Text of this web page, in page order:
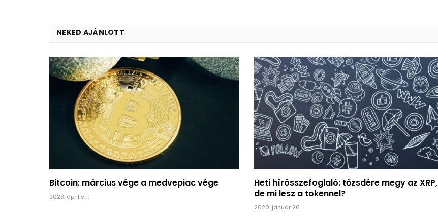
NEKED AJÁNLOTT
Bitcoin: március vége a medvepiac vége
2023. április 1.
Heti hírösszefoglaló: tőzsdére megy az XRP,
de mi lesz a tokennel?
2020. január 26.